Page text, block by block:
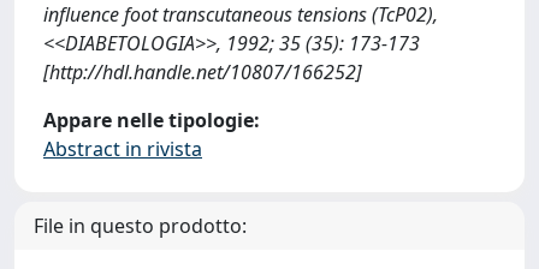
influence foot transcutaneous tensions (TcP02),
<<DIABETOLOGIA>>, 1992; 35 (35): 173-173
[http://hdl.handle.net/10807/166252]
Appare nelle tipologie:
Abstract in rivista
File in questo prodotto: